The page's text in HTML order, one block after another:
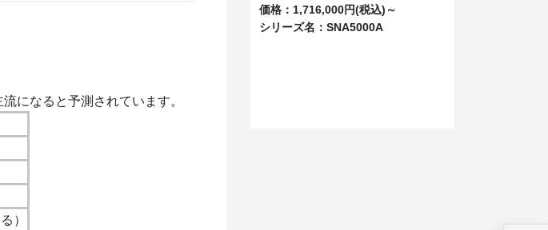
流になると予測されています。
）
価格： 1,716,000円(税込)～
シリーズ名： SNA5000A